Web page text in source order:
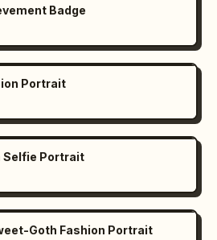
Badge
Portrait
Selfie Portrait
Goth Fashion Portrait